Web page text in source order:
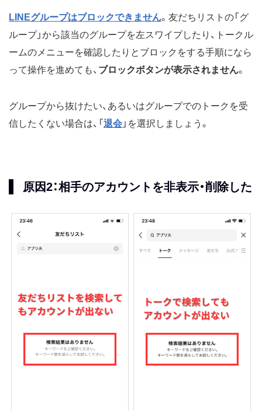
LINEグループはブロックできません。友だちリストの「グ
ループ」から該当のグループを左スワイプしたり、トークル
ームのメニューを確認したりとブロックをする手順になら
って操作を進めても、 ブロックボタンが表示されません。
グループから抜けたい、あるいはグループでのトークを受
信したくない場合は、「 退会 」を選択しましょう。
原因2：相手のアカウントを非表示・削除した